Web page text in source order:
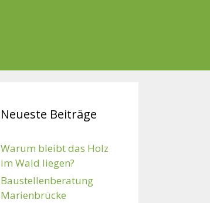
Neueste Beiträge
Warum bleibt das Holz
im Wald liegen?
Baustellenberatung
Marienbrücke